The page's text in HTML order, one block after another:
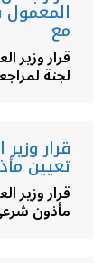
المعمول
مع
لجنة
تعيين
مأذون